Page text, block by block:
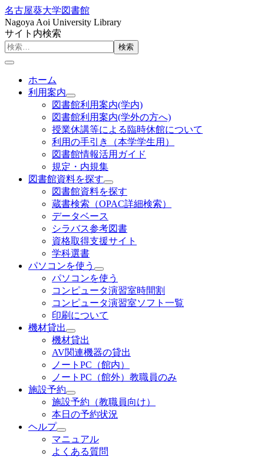
名古屋葵大学図書館
Nagoya Aoi University Library
サイト内検索
検索
ホーム
利用案内
図書館利用案内(学内)
図書館利用案内(学外の方へ)
授業休講等による臨時休館について
利用の手引き（本学学生用）
図書館情報活用ガイド
規定・内規集
図書館資料を探す
図書館資料を探す
蔵書検索（OPAC詳細検索）
データベース
シラバス参考図書
資格取得支援サイト
学科選書
パソコンを使う
パソコンを使う
コンピュータ演習室時間割
コンピュータ演習室ソフト一覧
印刷について
機材貸出
機材貸出
AV関連機器の貸出
ノートPC（館内）
ノートPC（館外）教職員のみ
施設予約
施設予約（教職員向け）
本日の予約状況
ヘルプ
マニュアル
よくある質問